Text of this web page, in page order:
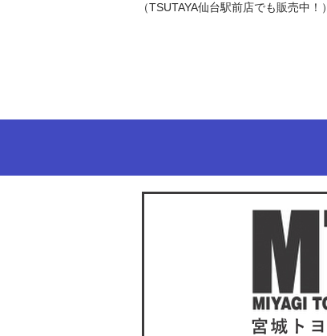
（TSUTAYA仙台駅前店でも販売中！）